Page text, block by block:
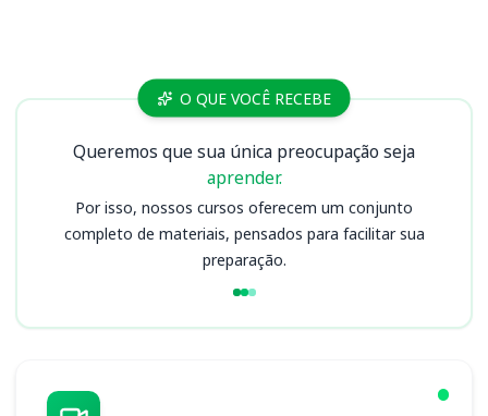
Cursos O QUE VOCÊ RECEBE
Queremos que sua única preocupação seja
aprender.
Por isso, nossos cursos oferecem um conjunto
completo de materiais, pensados para facilitar sua
preparação.